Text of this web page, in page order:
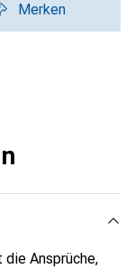
Merken
Ansprüche,